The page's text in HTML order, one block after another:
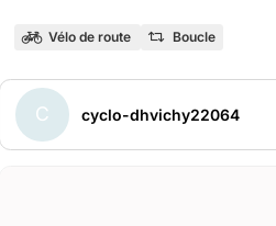
Vélo de route Boucle
C cyclo-dhvichy22064